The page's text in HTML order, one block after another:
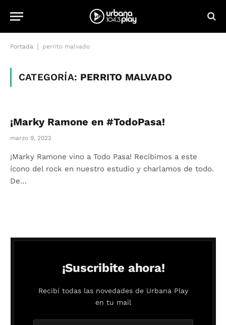
Portada perrito malvado
CATEGORÍA: PERRITO MALVADO
¡Marky Ramone en #TodoPasa!
marzo 9, 2022
¡Marky Ramone vino a Todo Pasa! Recibimos a este
ícono del rock en nuestro estudio y charlamos de todo.
De…
¡Suscribite ahora!
Recibí todas las novedades de Urbana Play
en tu mail